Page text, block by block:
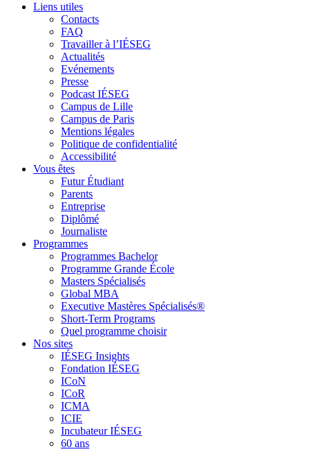
Liens utiles
Contacts
FAQ
Travailler à l’IÉSEG
Actualités
Evénements
Presse
Podcast IÉSEG
Campus de Lille
Campus de Paris
Mentions légales
Politique de confidentialité
Accessibilité
Vous êtes
Futur Étudiant
Parents
Entreprise
Diplômé
Journaliste
Programmes
Programmes Bachelor
Programme Grande École
Masters Spécialisés
Global MBA
Executive Mastères Spécialisés®
Short-Term Programs
Quel programme choisir
Nos sites
IÉSEG Insights
Fondation IÉSEG
ICoN
ICoR
ICMA
ICIE
Incubateur IÉSEG
60 ans